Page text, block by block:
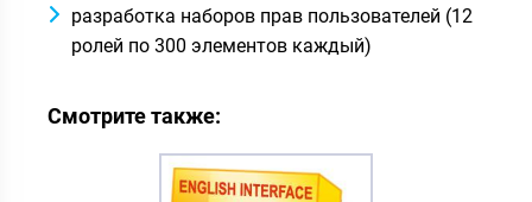
разработка наборов прав пользователей (12
ролей по 300 элементов каждый)
Смотрите также: